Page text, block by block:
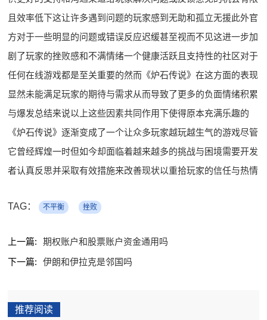
且效率低下这让许多遇到问题的玩家感到无助和孤立无援此外官
方对于一些明显的问题或错误反应迟缓甚至视而不见这进一步加
剧了玩家的挫败感和不满情绪一个健康活跃且支持性的社区对于
任何在线游戏都是至关重要的然而《炉石传说》在这方面的表现
显然未能满足玩家的期待与需求从而导致了更多的负面情绪积累
与爆发总结来说以上这些因素共同作用下使得原本充满乐趣的
《炉石传说》逐渐变成了一个让众多玩家越玩越生气的游戏尽管
它曾经辉煌一时但如今却面临着越来越多的挑战与困境需要开发
者认真反思并采取有效措施来改善现状以重拾玩家的信任与热情
TAG： 不平衡 挫败
上一篇:
期权账户和股票账户资金通用吗
下一篇:
伊朗和伊拉克是邻国吗
推荐阅读